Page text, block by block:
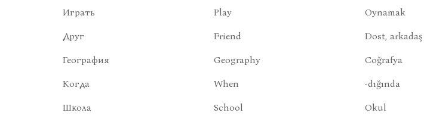
Играть Play Oynamak
Друг Friend Dost, arkadaş
География Geography Coğrafya
Когда When -dığında
Школа School Okul